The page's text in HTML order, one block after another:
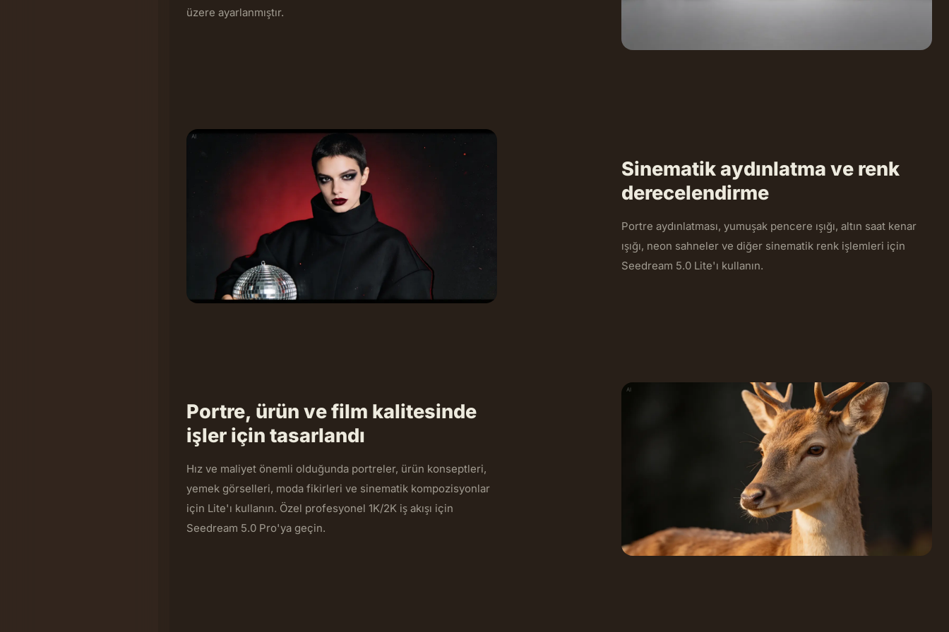
üzere ayarlanmıştır.
Sinematik aydınlatma ve renk
derecelendirme
Portre aydınlatması, yumuşak pencere ışığı, altın saat kenar
ışığı, neon sahneler ve diğer sinematik renk işlemleri için
Seedream 5.0 Lite'ı kullanın.
Portre, ürün ve film kalitesinde
işler için tasarlandı
Hız ve maliyet önemli olduğunda portreler, ürün konseptleri,
yemek görselleri, moda fikirleri ve sinematik kompozisyonlar
için Lite'ı kullanın. Özel profesyonel 1K/2K iş akışı için
Seedream 5.0 Pro'ya geçin.